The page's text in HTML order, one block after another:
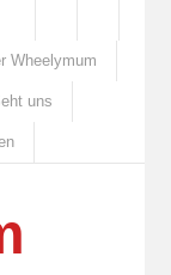
Wheelymum
uns